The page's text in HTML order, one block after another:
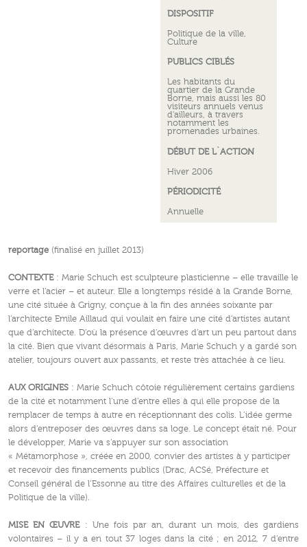
DISPOSITIF
Politique de la ville,
Culture
PUBLICS CIBLÉS
Les habitants du
quartier de la Grande
Borne, mais aussi les 80
visiteurs annuels venus
d’ailleurs, à travers
notamment les
promenades urbaines.
DÉBUT DE L`ACTION
Hiver 2006
PÉRIODICITÉ
Annuelle
reportage (finalisé en juillet 2013)
CONTEXTE: Marie Schuch est sculpteure plasticienne – elle travaille le
verre et l’acier – et auteur. Elle a longtemps résidé à la Grande Borne,
une cité située à Grigny, conçue à la fin des années soixante par
l’architecte Emile Aillaud qui voulait en faire une cité d’artistes autant
que d’architecte. D’où la présence d’œuvres d’art un peu partout dans
la cité. Bien que vivant désormais à Paris, Marie Schuch y a gardé son
atelier, toujours ouvert aux passants, et reste très attachée à ce lieu.
AUX ORIGINES : Marie Schuch côtoie régulièrement certains gardiens
de la cité et notamment l’une d’entre elles à qui elle propose de la
remplacer de temps à autre en réceptionnant des colis. L’idée germe
alors d’entreposer des œuvres dans sa loge. Le concept était né. Pour
le développer, Marie va s’appuyer sur son association
« Métamorphose », créée en 2000, convier des artistes à y participer
et recevoir des financements publics (Drac, ACSé, Préfecture et
Conseil général de l’Essonne au titre des Affaires culturelles et de la
Politique de la ville).
MISE EN ŒUVRE : Une fois par an, durant un mois, des gardiens
volontaires – il y a en tout 37 loges dans la cité ; en 2012, 7 d’entre